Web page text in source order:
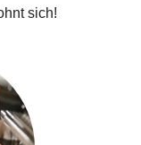
sich!